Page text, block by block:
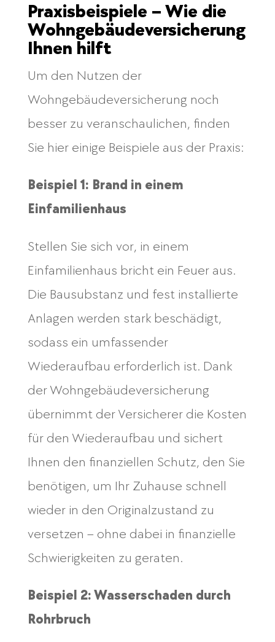
Praxisbeispiele – Wie die
Wohngebäudeversicherung
Ihnen hilft
Um den Nutzen der
Wohngebäudeversicherung noch
besser zu veranschaulichen, finden
Sie hier einige Beispiele aus der Praxis:
Beispiel 1: Brand in einem
Einfamilienhaus
Stellen Sie sich vor, in einem
Einfamilienhaus bricht ein Feuer aus.
Die Bausubstanz und fest installierte
Anlagen werden stark beschädigt,
sodass ein umfassender
Wiederaufbau erforderlich ist. Dank
der Wohngebäudeversicherung
übernimmt der Versicherer die Kosten
für den Wiederaufbau und sichert
Ihnen den finanziellen Schutz, den Sie
benötigen, um Ihr Zuhause schnell
wieder in den Originalzustand zu
versetzen – ohne dabei in finanzielle
Schwierigkeiten zu geraten.
Beispiel 2: Wasserschaden durch
Rohrbruch